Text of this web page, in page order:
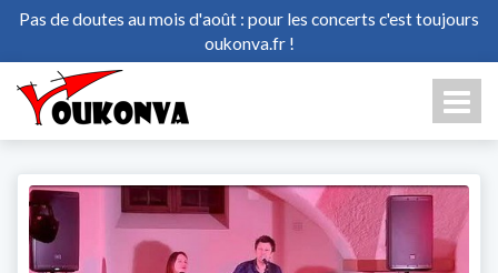
Pas de doutes au mois d'août : pour les concerts c'est toujours
oukonva.fr !